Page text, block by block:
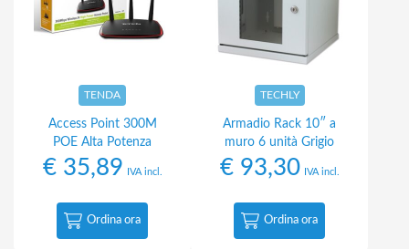
TENDA
Access Point 300M
POE Alta Potenza
€35,89 IVA incl.
Ordina ora
TECHLY
Armadio Rack 10″ a
muro 6 unità Grigio
€93,30 IVA incl.
Ordina ora